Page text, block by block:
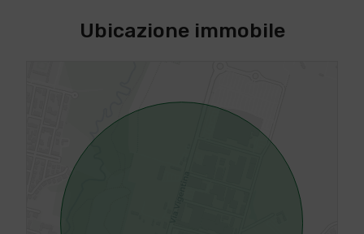
Ubicazione immobile